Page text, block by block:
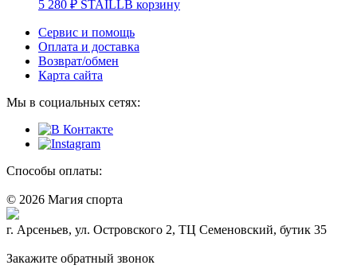
5 280 ₽ STAILLВ корзину
Сервис и помощь
Оплата и доставка
Возврат/обмен
Карта сайта
Мы в социальных сетях:
Способы оплаты:
© 2026 Магия спорта
г. Арсеньев, ул. Островского 2, ТЦ Семеновский, бутик 35
Закажите обратный звонок